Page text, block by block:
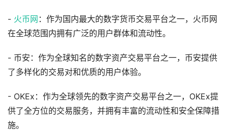
- 火币网 ：作为国内最大的数字货币交易平台之一，火币网
在全球范围内拥有广泛的用户群体和流动性。
- 币安：作为全球知名的数字资产交易平台之一，币安提供
了多样化的交易对和优质的用户体验。
- OKEx：作为全球领先的数字资产交易平台之一，OKEx提
供了全方位的交易服务，并拥有丰富的流动性和安全保障措
施。